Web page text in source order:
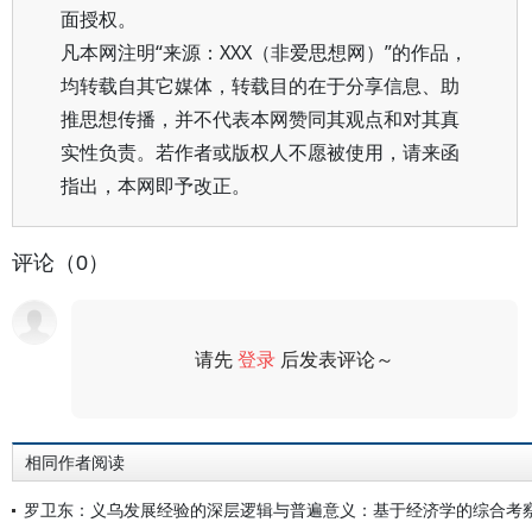
面授权。
凡本网注明“来源：XXX（非爱思想网）”的作品，
均转载自其它媒体，转载目的在于分享信息、助
推思想传播，并不代表本网赞同其观点和对其真
实性负责。若作者或版权人不愿被使用，请来函
指出，本网即予改正。
评论（0）
请先登录 后发表评论～
相同作者阅读
罗卫东：义乌发展经验的深层逻辑与普遍意义：基于经济学的综合考